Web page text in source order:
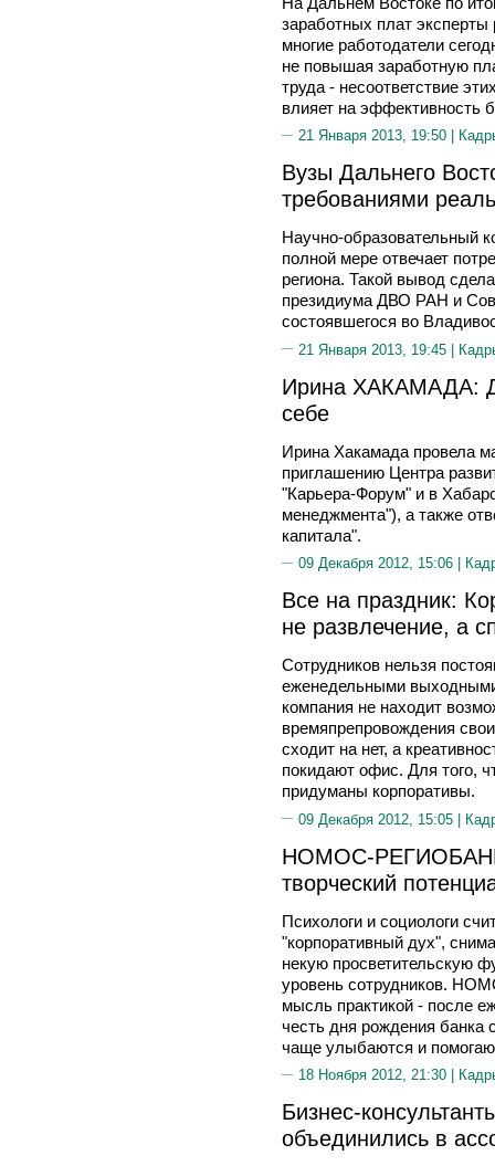
заработных плат эксперты
многие работодатели
не повышая заработную
труда - несоответствие
влияет на эффективность
21 Января 2013, 19:50 |
Вузы Дальнего
требованиями
Научно-образовательный
полной мере отвечает
региона. Такой вывод
президиума ДВО РАН и
состоявшегося во
21 Января 2013, 19:45 |
Ирина ХАКАМАДА:
себе
Ирина Хакамада провела
приглашению Центра
"Карьера-Форум" и в
менеджмента"), а также
капитала".
09 Декабря 2012, 15:06 |
Все на праздник:
не развлечение, а
Сотрудников нельзя
еженедельными
компания не находит
времяпрепровождения
сходит на нет, а
покидают офис. Для того,
придуманы корпоративы.
09 Декабря 2012, 15:05 |
НОМОС-РЕГИОБАНК
творческий
Психологи и социологи
"корпоративный дух",
некую просветительскую
уровень сотрудников.
мысль практикой - после
честь дня рождения банка
чаще улыбаются и
18 Ноября 2012, 21:30 |
Бизнес-
объединились в